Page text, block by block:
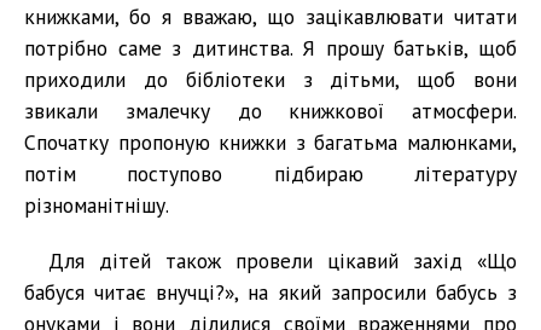
книжками, бо я вважаю, що зацікавлювати читати
потрібно саме з дитинства. Я прошу батьків, щоб
приходили до бібліотеки з дітьми, щоб вони
звикали змалечку до книжкової атмосфери.
Спочатку пропоную книжки з багатьма малюнками,
потім поступово підбираю літературу
різноманітнішу.
Для дітей також провели цікавий захід «Що
бабуся читає внучці?», на який запросили бабусь з
онуками і вони ділилися своїми враженнями про